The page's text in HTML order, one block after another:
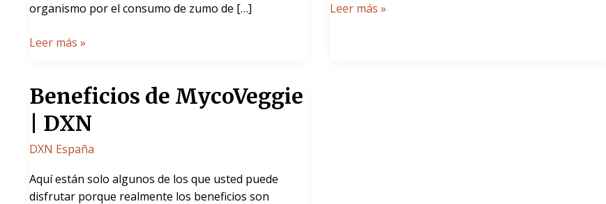
organismo por el consumo de zumo de […]
Leer más »
Leer más »
Beneficios de MycoVeggie
| DXN
DXN España
Aquí están solo algunos de los que usted puede
disfrutar porque realmente los beneficios son
Beneficios
de
MycoVeggie
|